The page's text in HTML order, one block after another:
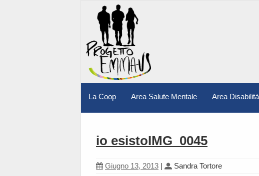
La Coop Area Salute Mentale Area Disabilità
io esistoIMG_0045
Giugno 13, 2013 | Sandra Tortore